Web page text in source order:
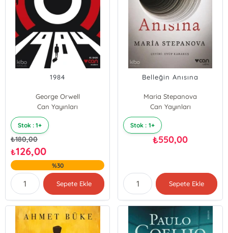
1984
George Orwell
Can Yayınları
Stok : 1+
₺180,00
₺126,00
%30
Sepete Ekle
Belleğin Anısına
Maria Stepanova
Can Yayınları
Stok : 1+
₺550,00
Sepete Ekle